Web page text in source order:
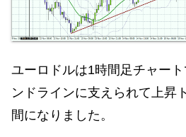
ユーロドルは1時間足チャー
ンドラインに支えられて上昇
間になりました。